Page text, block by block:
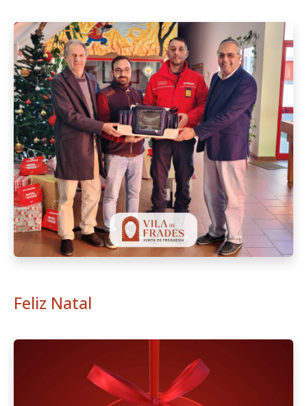
Feliz Natal